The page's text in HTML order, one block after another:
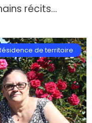
récits…
de territoire